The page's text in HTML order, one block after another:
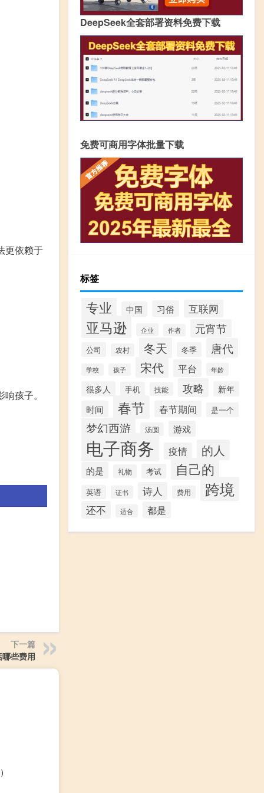
更依赖于
孩子。
下一篇
些费用
DeepSeek全套部署资料免费下载
免费可商用字体批量下载
标签
专业 中国 习俗 互联网
亚马逊 企业 作者 元宵节
公司 农村 冬天 冬季 唐代
学校 孩子 宋代 平台 年龄
很多人 手机 技能 攻略 新年
时间 春节 春节期间 是一个
梦幻西游 汤圆 游戏
电子商务 疫情 的人
的是 礼物 考试 自己的
英语 证书 诗人 费用 跨境
还不 适合 都是